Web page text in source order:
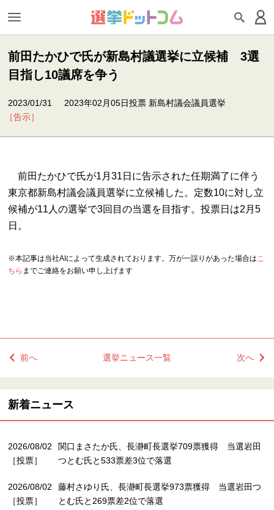
前田たかひで氏が新島村議選挙に立候補 3選
目指し10議席を争う
2023/01/31
［告示］
2023年02月05日投票 新島村議会議員選挙
前田たかひで氏が1月31日に告示された任期満了に伴う
東京都新島村議会議員選挙に立候補した。定数10に対し立
候補が11人の選挙で3回目の当選を目指す。投票日は2月5
日。
※本記事は当社AIによって生成されております。万が一誤りがあった場合はこ
ちら までご連絡をお願い申し上げます
前へ 選挙ニュース一覧 次へ
新着ニュース
2026/08/02
［投票］
関口まさたか氏、長瀞町長選挙709票獲得 当選岩田
つとむ氏と533票差3位で落選
2026/08/02
［投票］
藤村さゆり氏、長瀞町長選挙973票獲得 当選岩田つ
とむ氏と269票差2位で落選